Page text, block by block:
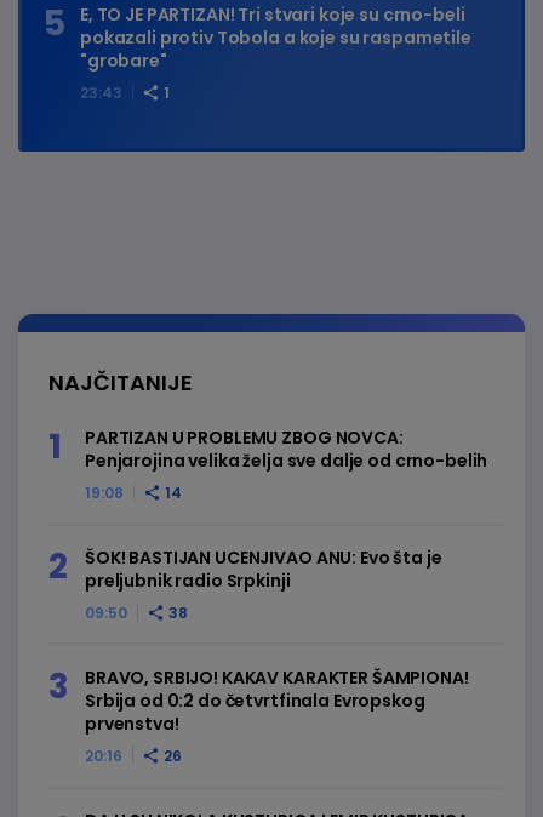
23:43 1
E, TO JE PARTIZAN! Tri stvari koje su crno-beli
pokazali protiv Tobola a koje su raspametile
"grobare"
NAJČITANIJE
19:08 14
PARTIZAN U PROBLEMU ZBOG NOVCA:
Penjarojina velika želja sve dalje od crno-belih
09:50 38
ŠOK! BASTIJAN UCENJIVAO ANU: Evo šta je
preljubnik radio Srpkinji
20:16 26
BRAVO, SRBIJO! KAKAV KARAKTER ŠAMPIONA!
Srbija od 0:2 do četvrtfinala Evropskog
prvenstva!